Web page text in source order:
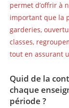
permet d’offrir à
important que la
garderies,
classes,
tout en assurant
Quid de la
chaque
période ?